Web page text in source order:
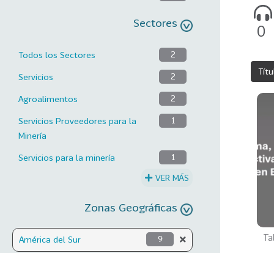
Sectores
Todos los Sectores 2
Servicios 2
Agroalimentos 2
Servicios Proveedores para la
Minería
1
Servicios para la minería 1
VER MÁS
Zonas Geográficas
América del Sur 9
0